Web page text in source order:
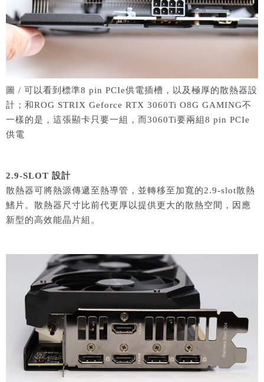
圖 / 可以看到標準8 pin PCIe供電插槽，以及極厚的散熱器設
計；和ROG STRIX Geforce RTX 3060Ti O8G GAMING不
一樣的是，這張顯卡只要一組，而3060Ti要兩組8 pin PCIe
供電
2.9-SLOT 設計
散熱器可將熱源傳遞至熱導管，並轉移至加寬的2.9-slot散熱
鰭片。散熱器尺寸比前代更厚以提供更大的散熱空間，因應
新型的高效能晶片組。